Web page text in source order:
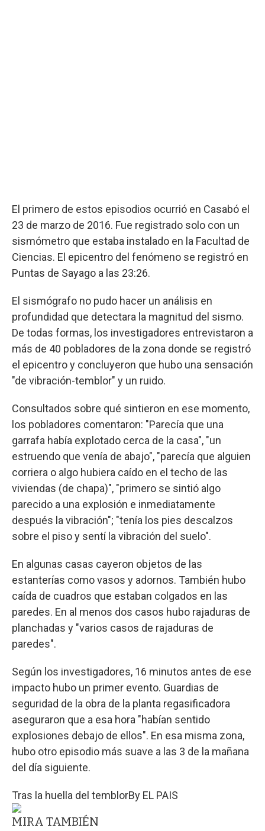
El primero de estos episodios ocurrió en Casabó el
23 de marzo de 2016. Fue registrado solo con un
sismómetro que estaba instalado en la Facultad de
Ciencias. El epicentro del fenómeno se registró en
Puntas de Sayago a las 23:26.
El sismógrafo no pudo hacer un análisis en
profundidad que detectara la magnitud del sismo.
De todas formas, los investigadores entrevistaron a
más de 40 pobladores de la zona donde se registró
el epicentro y concluyeron que hubo una sensación
"de vibración-temblor" y un ruido.
Consultados sobre qué sintieron en ese momento,
los pobladores comentaron: "Parecía que una
garrafa había explotado cerca de la casa", "un
estruendo que venía de abajo", "parecía que alguien
corriera o algo hubiera caído en el techo de las
viviendas (de chapa)", "primero se sintió algo
parecido a una explosión e inmediatamente
después la vibración"; "tenía los pies descalzos
sobre el piso y sentí la vibración del suelo".
En algunas casas cayeron objetos de las
estanterías como vasos y adornos. También hubo
caída de cuadros que estaban colgados en las
paredes. En al menos dos casos hubo rajaduras de
planchadas y "varios casos de rajaduras de
paredes".
Según los investigadores, 16 minutos antes de ese
impacto hubo un primer evento. Guardias de
seguridad de la obra de la planta regasificadora
aseguraron que a esa hora "habían sentido
explosiones debajo de ellos". En esa misma zona,
hubo otro episodio más suave a las 3 de la mañana
del día siguiente.
Tras la huella del temblorBy EL PAIS
MIRA TAMBIÉN